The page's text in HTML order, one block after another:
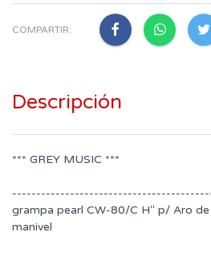
COMPARTIR:
Descripción
*** GREY MUSIC ***
grampa pearl CW-80/C H" p/ Aro
manivel